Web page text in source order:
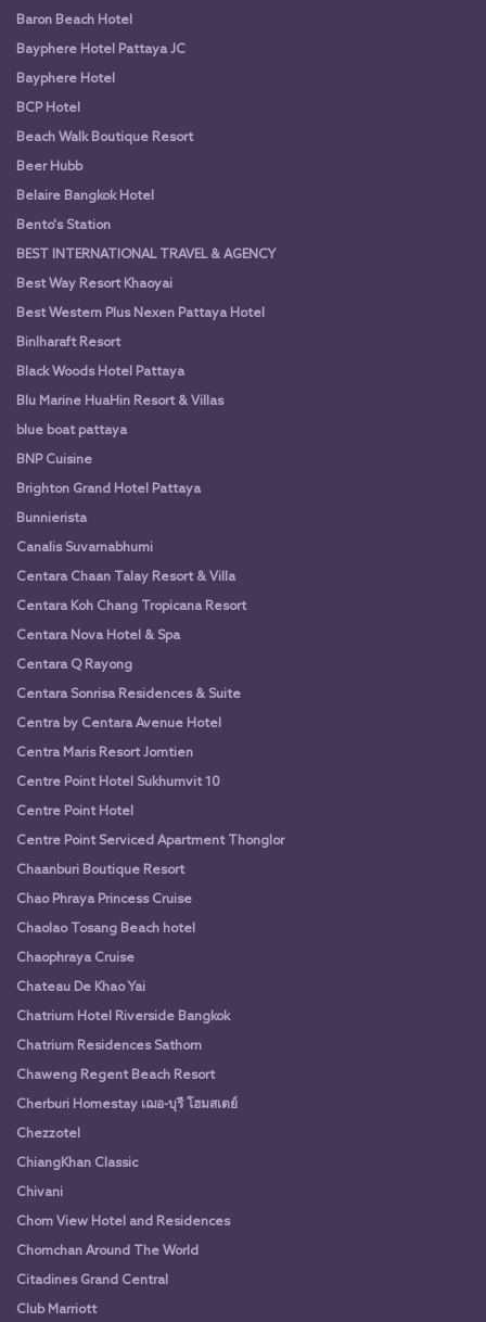
Baron Beach Hotel
Bayphere Hotel Pattaya JC
Bayphere Hotel
BCP Hotel
Beach Walk Boutique Resort
Beer Hubb
Belaire Bangkok Hotel
Bento's Station
BEST INTERNATIONAL TRAVEL & AGENCY
Best Way Resort Khaoyai
Best Western Plus Nexen Pattaya Hotel
Binlharaft Resort
Black Woods Hotel Pattaya
Blu Marine HuaHin Resort & Villas
blue boat pattaya
BNP Cuisine
Brighton Grand Hotel Pattaya
Bunnierista
Canalis Suvarnabhumi
Centara Chaan Talay Resort & Villa
Centara Koh Chang Tropicana Resort
Centara Nova Hotel & Spa
Centara Q Rayong
Centara Sonrisa Residences & Suite
Centra by Centara Avenue Hotel
Centra Maris Resort Jomtien
Centre Point Hotel Sukhumvit 10
Centre Point Hotel
Centre Point Serviced Apartment Thonglor
Chaanburi Boutique Resort
Chao Phraya Princess Cruise
Chaolao Tosang Beach hotel
Chaophraya Cruise
Chateau De Khao Yai
Chatrium Hotel Riverside Bangkok
Chatrium Residences Sathorn
Chaweng Regent Beach Resort
Cherburi Homestay เฌอ-บุรี โฮมสเตย์
Chezzotel
ChiangKhan Classic
Chivani
Chom View Hotel and Residences
Chomchan Around The World
Citadines Grand Central
Club Marriott